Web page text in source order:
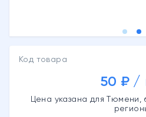
Код товара
50 ₽ /
Цена указана для Тюмени,